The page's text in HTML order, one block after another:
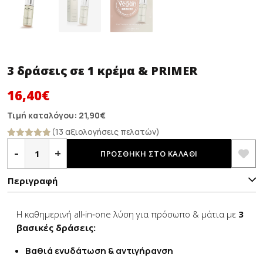
3 δράσεις σε 1 κρέμα & PRIMER
Original
price
was:
21,90€.
16,40€Η
τρέχουσα
τιμή
είναι:
16,40€.
Τιμή καταλόγου: 21,90€
ηκε με 4.85
(13 αξιολογήσεις πελατών)
-
3
δράσεις
σε
1
κρέμα
&
PRIMER
+ ΠΡΟΣΘΉΚΗ ΣΤΟ ΚΑΛΆΘΙ
Περιγραφή
Η καθημερινή all‑in‑one λύση για πρόσωπο & μάτια με 3
βασικές δράσεις:
Βαθιά ενυδάτωση & αντιγήρανση